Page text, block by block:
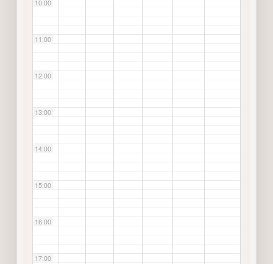
10:00
11:00
12:00
13:00
14:00
15:00
16:00
17:00